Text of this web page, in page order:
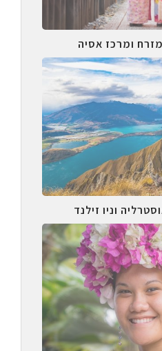
ומרכז אסיה
וניו זילנד